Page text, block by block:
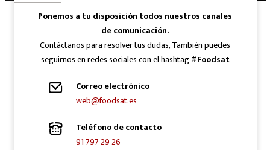
Ponemos a tu disposición todos nuestros canales
de comunicación.
Contáctanos para resolver tus dudas, También puedes
seguirnos en redes sociales con el hashtag#Foodsat
Correo electrónico
web@foodsat.es
Teléfono de contacto
91 797 29 26